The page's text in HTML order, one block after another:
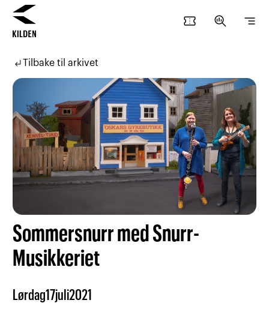
confirmation_number search_insights segment
subdirectory_arrow_leftTilbake til arkivet
Sommersnurr med Snurr-
Musikkeriet
Lørdag17juli2021